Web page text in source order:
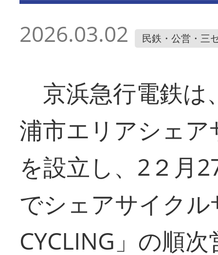
2026.03.02 民鉄・公営・三
京浜急行電鉄は
浦市エリアシェ
を設立し、2２月
でシェアサイクル
CYCLING」の順